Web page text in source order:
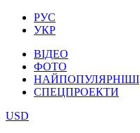
РУС
УКР
ВІДЕО
ФОТО
НАЙПОПУЛЯРНІШІ
СПЕЦПРОЕКТИ
USD